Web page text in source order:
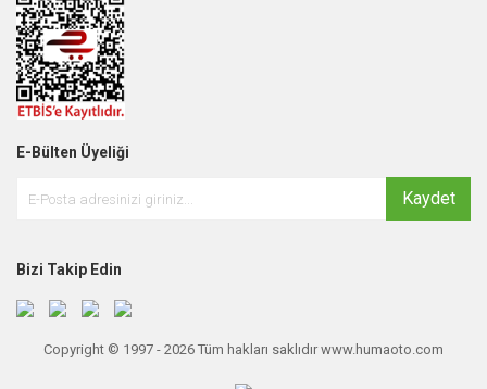
E-Bülten Üyeliği
Kaydet
Bizi Takip Edin
Copyright © 1997 - 2026 Tüm hakları saklıdır www.humaoto.com